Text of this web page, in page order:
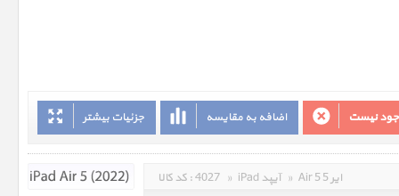
جزئیات بیشتر اضافه به مقایسه نیست
کد کالا : 4027 » iPad آیپد » Air 5 ایر 5